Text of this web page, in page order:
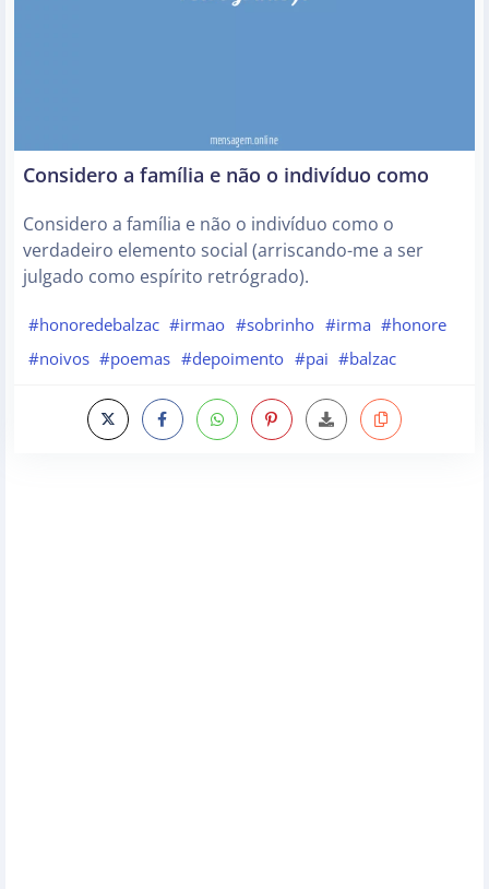
Considero a família e não o indivíduo como
Considero a família e não o indivíduo como o
verdadeiro elemento social (arriscando-me a ser
julgado como espírito retrógrado).
#honoredebalzac #irmao #sobrinho #irma #honore
#noivos #poemas #depoimento #pai #balzac